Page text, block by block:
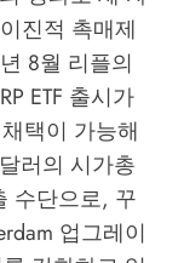
진적 촉매제
8월 리플의
ETF 출시가
택이 가능해
러의 시가총
수단으로, 꾸
업그레이